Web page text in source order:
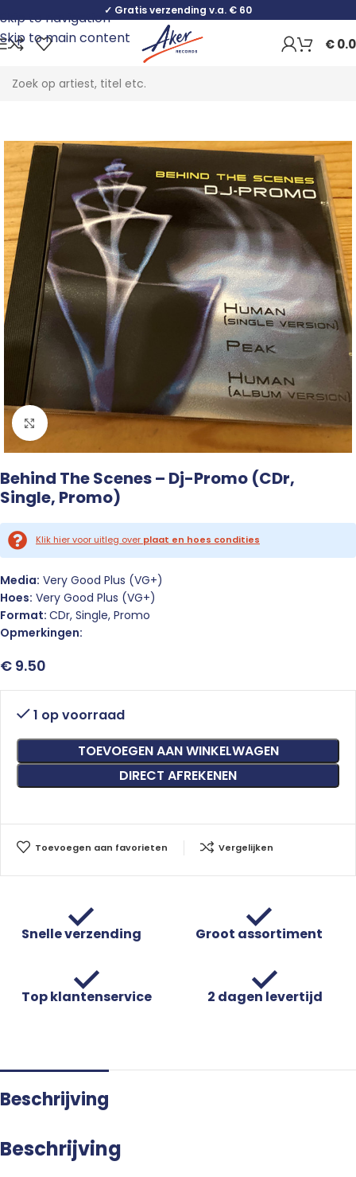
Skip to navigation
Skip to main content
✓ Gratis verzending v.a. € 60
€
Home Rock
Click to enlarge
Behind The Scenes – Dj-Promo (CDr,
Single, Promo)
Klik hier voor uitleg over plaat en hoes condities
Media: Very Good Plus (VG+)
Hoes: Very Good Plus (VG+)
Format: CDr, Single, Promo
Opmerkingen:
€ 9.50
1 op voorraad
TOEVOEGEN AAN WINKELWAGEN
DIRECT AFREKENEN
Toevoegen aan favorieten Vergelijken
Snelle verzending Groot assortiment
Top klantenservice 2 dagen levertijd
Beschrijving
Beschrijving